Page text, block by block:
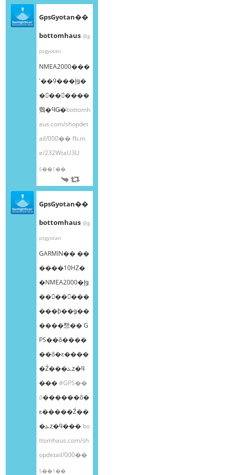
GpsGyotan��
bottomhaus @g
psgyotan
NMEA2000���
ʽ��9���إǥ�
�󥰥��󥵡����
䳫�ϤǤ�bottomh
aus.com/shopdet
ail/000��fb.m
e/232WtaU3U
5��1��
GpsGyotan��
bottomhaus @g
psgyotan
GARMIN�� ��
����10HZ�
�NMEA2000�إǥ
��󥰥��󥵡���
���ƥ��ǥ��
����㥹�� G
PS��õ����
��õ�ε����
�Ź���ܥȥ�ϥ
���#GPS��
õ������õ�
ε�����Ź��
�ܥȥ�ϥ��� bo
ttomhaus.com/sh
opdetail/000��
5��1��